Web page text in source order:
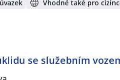
Vhodné také pro
se služebním